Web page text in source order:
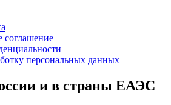
соглашение
персональных данных
и в страны ЕАЭС